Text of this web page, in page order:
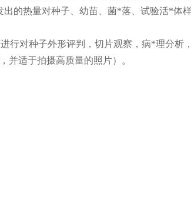
的热量对种子、幼苗、菌*落、试验活*体
行对种子外形评判，切片观察，病*理分析
并适于拍摄高质量的照片）。